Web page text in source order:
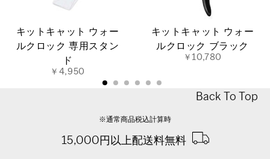
キットキャット ウォー
ルクロック 専用スタン
ド
￥4,950
キットキャット ウォー
ルクロック ブラック
￥10,780
Back To Top
※通常商品税込計算時
15,000円以上配送料無料